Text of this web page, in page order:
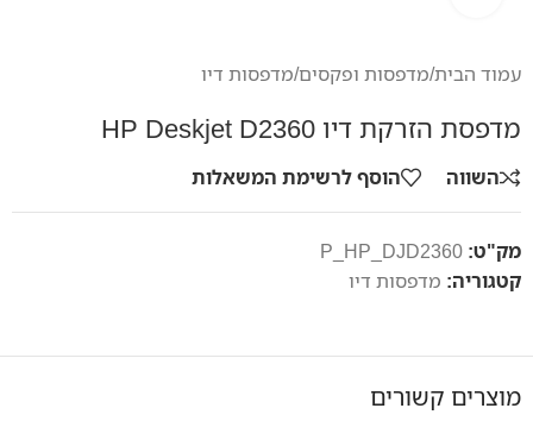
עמוד הבית/מדפסות ופקסים/מדפסות דיו
מדפסת הזרקת דיו HP Deskjet D2360
השווה הוסף לרשימת המשאלות
מק"ט: P_HP_DJD2360
קטגוריה: מדפסות דיו
מוצרים קשורים